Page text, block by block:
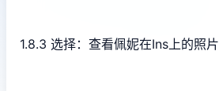
1.8.3 选择：查看佩妮在Ins上的照片